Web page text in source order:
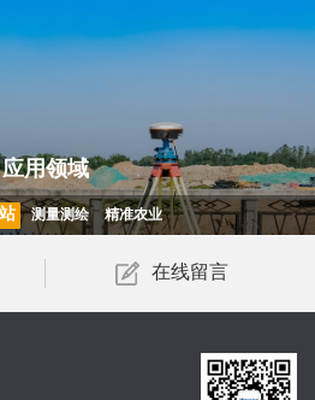
应用领域
测量测绘 精准农业
在线留言